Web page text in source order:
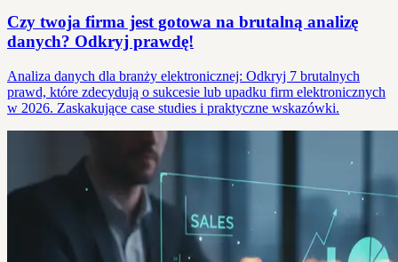
Czy twoja firma jest gotowa na brutalną analizę
danych? Odkryj prawdę!
Analiza danych dla branży elektronicznej: Odkryj 7 brutalnych
prawd, które zdecydują o sukcesie lub upadku firm elektronicznych
w 2026. Zaskakujące case studies i praktyczne wskazówki.